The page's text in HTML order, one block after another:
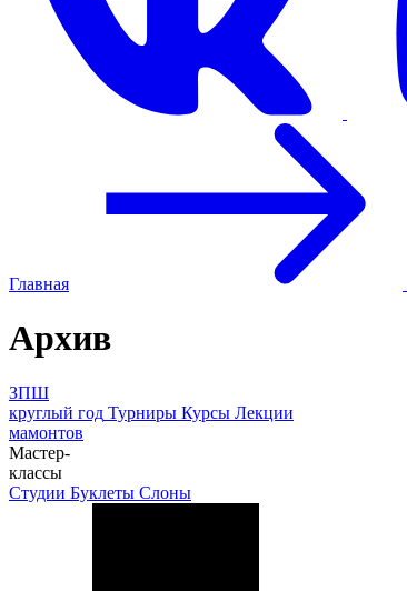
Главная
Архив
ЗПШ
круглый год Турниры Курсы Лекции
мамонтов
Мастер-
классы
Студии Буклеты Слоны